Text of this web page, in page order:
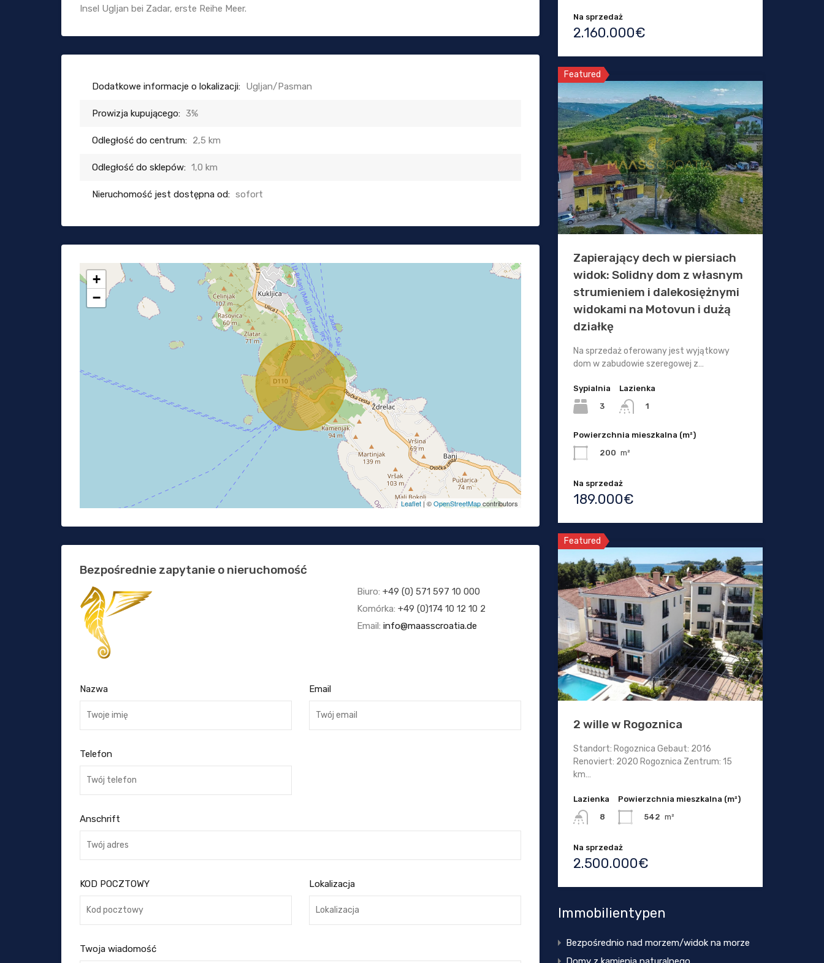
Insel Ugljan bei Zadar, erste Reihe Meer.
Dodatkowe informacje o lokalizacji: Ugljan/Pasman
Prowizja kupującego: 3%
Odległość do centrum: 2,5 km
Odległość do sklepów: 1,0 km
Nieruchomość jest dostępna od: sofort
+
−
Leaflet| ©OpenStreetMapcontributors
Bezpośrednie zapytanie o nieruchomość
Biuro: +49 (0) 571 597 10 000
Komórka: +49 (0)174 10 12 10 2
Email: info@maasscroatia.de
Nazwa Email
Telefon
Anschrift
KOD POCZTOWY Lokalizacja
Twoja wiadomość
Na sprzedaż
2.160.000€
Featured
Zapierający dech w piersiach
widok: Solidny dom z własnym
strumieniem i dalekosiężnymi
widokami na Motovun i dużą
działkę
Na sprzedaż oferowany jest wyjątkowy
dom w zabudowie szeregowej z…
Sypialnia
3
Lazienka
1
Powierzchnia mieszkalna (m²)
200 m²
Na sprzedaż
189.000€
Featured
2 wille w Rogoznica
Standort: Rogoznica Gebaut: 2016
Renoviert: 2020 Rogoznica Zentrum: 15
km…
Lazienka
8
Powierzchnia mieszkalna (m²)
542 m²
Na sprzedaż
2.500.000€
Immobilientypen
Bezpośrednio nad morzem/widok na morze